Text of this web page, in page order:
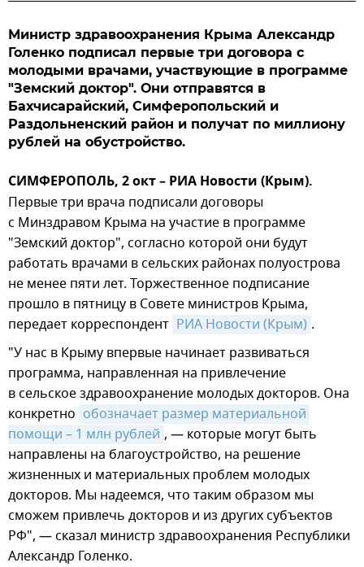
Министр здравоохранения Крыма Александр
Голенко подписал первые три договора с
молодыми врачами, участвующие в программе
"Земский доктор". Они отправятся в
Бахчисарайский, Симферопольский и
Раздольненский район и получат по миллиону
рублей на обустройство.
СИМФЕРОПОЛЬ, 2 окт – РИА Новости (Крым).
Первые три врача подписали договоры
с Минздравом Крыма на участие в программе
"Земский доктор", согласно которой они будут
работать врачами в сельских районах полуострова
не менее пяти лет. Торжественное подписание
прошло в пятницу в Совете министров Крыма,
передает корреспондент РИА Новости (Крым) .
"У нас в Крыму впервые начинает развиваться
программа, направленная на привлечение
в сельское здравоохранение молодых докторов. Она
конкретно обозначает размер материальной
помощи – 1 млн рублей , — которые могут быть
направлены на благоустройство, на решение
жизненных и материальных проблем молодых
докторов. Мы надеемся, что таким образом мы
сможем привлечь докторов и из других субъектов
РФ", — сказал министр здравоохранения Республики
Александр Голенко.